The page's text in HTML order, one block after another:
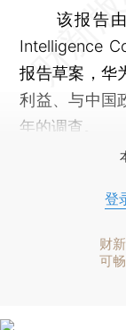
该报告由
Intelligence
报告草案，华
利益、与中国
年的调查。
登
财
可